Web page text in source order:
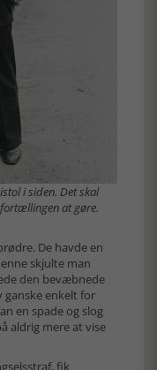
i siden. Det skal
at gøre.
De havde en
skjulte man
den bevæbnede
ganske enkelt for
en spade og slog
aldrig mere at vise
fik